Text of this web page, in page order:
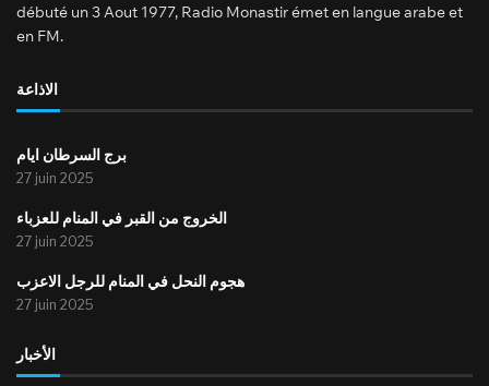
débuté un 3 Aout 1977, Radio Monastir émet en langue arabe et
en FM.
الاذاعة
برج السرطان ايام
27 juin 2025
الخروج من القبر في المنام للعزباء
27 juin 2025
هجوم النحل في المنام للرجل الاعزب
27 juin 2025
الأخبار